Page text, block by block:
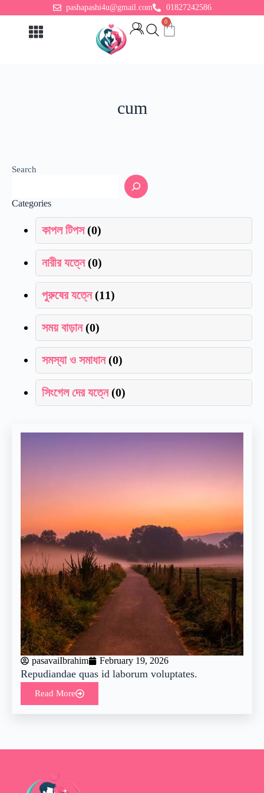
pashapashi4u@gmail.com 01827242586
0
cum
Search
Categories
কাপল টিপস(0)
নারীর যত্নে(0)
পুরুষের যত্নে(11)
সময় বাড়ান(0)
সমস্যা ও সমাধান(0)
সিংগেল দের যত্নে(0)
pasavaiIbrahim February 19, 2026
Repudiandae quas id laborum voluptates.
Read More